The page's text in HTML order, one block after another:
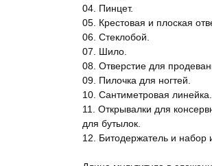
04. Пинцет.
05. Крестовая и плоская
06. Стеклобой.
07. Шило.
08. Отверстие для
09. Пилочка для ногтей.
10. Сантиметровая линейка.
11. Открывалки для
для бутылок.
12. Битодержатель и набор